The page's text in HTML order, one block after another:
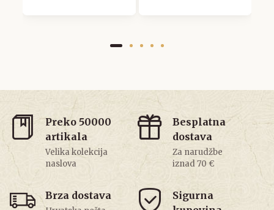
Preko 50000
artikala
Velika kolekcija
naslova
Besplatna
dostava
Za narudžbe
iznad 70 €
Brza dostava
Sigurna